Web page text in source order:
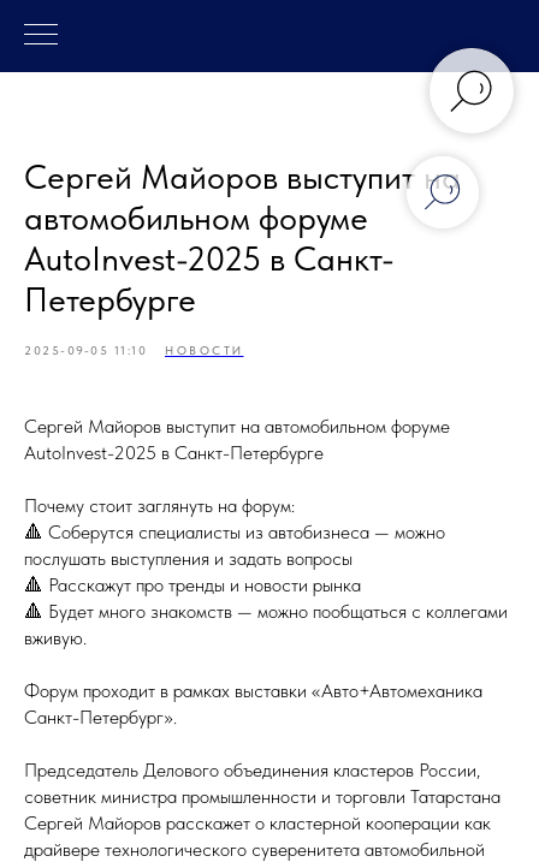
Сергей Майоров выступит на
автомобильном форуме
AutoInvest-2025 в Санкт-
Петербурге
2025-09-05 11:10 НОВОСТИ
Сергей Майоров выступит на автомобильном форуме
AutoInvest-2025 в Санкт-Петербурге
Почему стоит заглянуть на форум:
🔺 Соберутся специалисты из автобизнеса — можно
послушать выступления и задать вопросы
🔺 Расскажут про тренды и новости рынка
🔺 Будет много знакомств — можно пообщаться с коллегами
вживую.
Форум проходит в рамках выставки «Авто+Автомеханика
Санкт-Петербург».
Председатель Делового объединения кластеров России,
советник министра промышленности и торговли Татарстана
Сергей Майоров расскажет о кластерной кооперации как
драйвере технологического суверенитета автомобильной